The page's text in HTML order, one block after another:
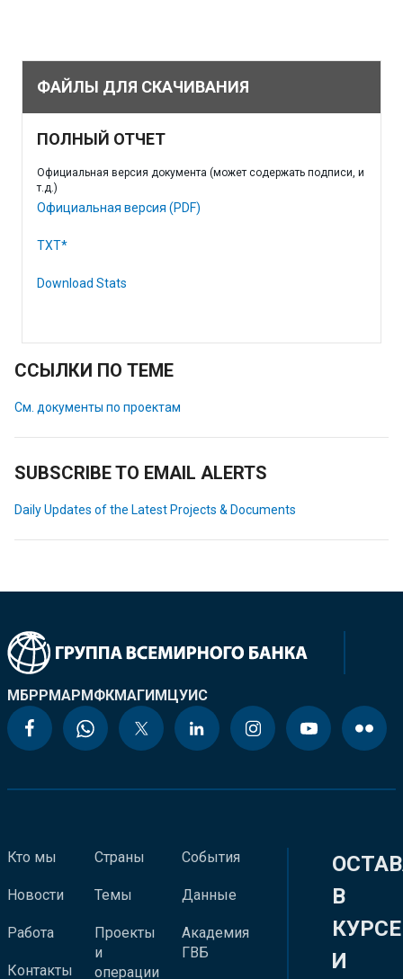
ФАЙЛЫ ДЛЯ СКАЧИВАНИЯ
ПОЛНЫЙ ОТЧЕТ
Официальная версия документа (может содержать подписи, и
т.д.)
Официальная версия (PDF)
TXT*
Download Stats
ССЫЛКИ ПО ТЕМЕ
См. документы по проектам
SUBSCRIBE TO EMAIL ALERTS
Daily Updates of the Latest Projects & Documents
МБРРМАРМФКМАГИМЦУИС
Кто мы
Новости
Работа
Контакты
Страны
Темы
Проекты
и
операции
События
Данные
Академия
ГВБ
В
КУРСЕ
И